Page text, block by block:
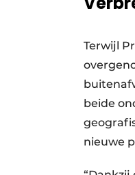
Terwijl
beide
nieuwe